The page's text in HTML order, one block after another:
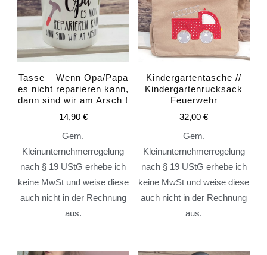
Tasse – Wenn Opa/Papa
es nicht reparieren kann,
dann sind wir am Arsch !
14,90 €
Gem.
Kleinunternehmerregelung
nach § 19 UStG erhebe ich
keine MwSt und weise diese
auch nicht in der Rechnung
aus.
Kindergartentasche //
Kindergartenrucksack
Feuerwehr
32,00€
Gem.
Kleinunternehmerregelung
nach § 19 UStG erhebe ich
keine MwSt und weise diese
auch nicht in der Rechnung
aus.